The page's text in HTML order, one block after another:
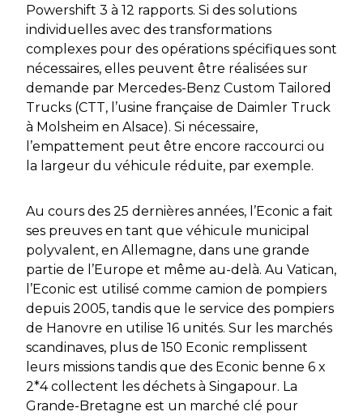
Powershift 3 à 12 rapports. Si des solutions
individuelles avec des transformations
complexes pour des opérations spécifiques sont
nécessaires, elles peuvent être réalisées sur
demande par Mercedes-Benz Custom Tailored
Trucks (CTT, l’usine française de Daimler Truck
à Molsheim en Alsace). Si nécessaire,
l’empattement peut être encore raccourci ou
la largeur du véhicule réduite, par exemple.
Au cours des 25 dernières années, l’Econic a fait
ses preuves en tant que véhicule municipal
polyvalent, en Allemagne, dans une grande
partie de l’Europe et même au-delà. Au Vatican,
l’Econic est utilisé comme camion de pompiers
depuis 2005, tandis que le service des pompiers
de Hanovre en utilise 16 unités. Sur les marchés
scandinaves, plus de 150 Econic remplissent
leurs missions tandis que des Econic benne 6 x
2*4 collectent les déchets à Singapour. La
Grande-Bretagne est un marché clé pour